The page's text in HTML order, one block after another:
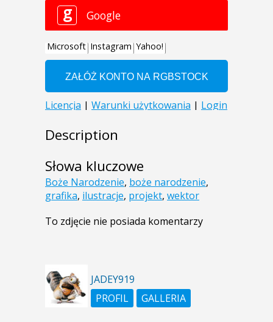
Description
Słowa kluczowe
Boże Narodzenie, boże narodzenie,
grafika, ilustracje, projekt, wektor
To zdjęcie nie posiada komentarzy
JADEY919
PROFIL
GALLERIA